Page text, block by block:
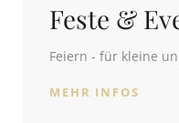
Feste &
Feiern - für kleine
MEHR INFOS